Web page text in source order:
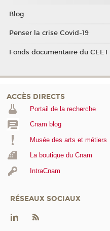
Blog
Penser la crise Covid-19
Fonds documentaire du CEET
ACCÈS DIRECTS
Portail de la recherche
Cnam blog
Musée des arts et métiers
La boutique du Cnam
IntraCnam
RÉSEAUX SOCIAUX